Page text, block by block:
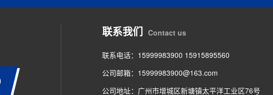
联系我们 Contact us
联系电话：15999983900 15915895560
公司邮箱：15999983900@163.com
公司地址：广州市增城区新塘镇太平洋工业区76号